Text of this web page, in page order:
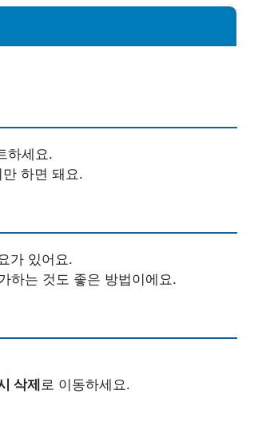
하세요.
하면 돼요.
가 있어요.
하는 것도 좋은 방법이에요.
삭제 로 이동하세요.